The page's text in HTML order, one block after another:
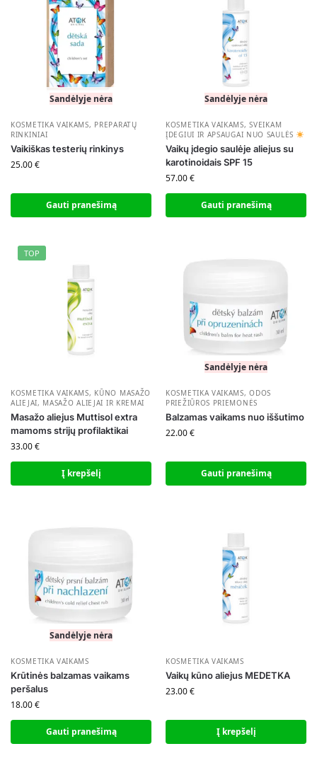
Sandėlyje nėra
KOSMETIKA VAIKAMS, PREPARATŲ
RINKINIAI
Vaikiškas testerių rinkinys
25.00€
Gauti pranešimą
Sandėlyje nėra
KOSMETIKA VAIKAMS,SVEIKAM
ĮDEGIUI IR APSAUGAI NUO SAULĖS
Vaikų įdegio saulėje aliejus su
karotinoidais SPF 15
57.00€
Gauti pranešimą
TOP
KOSMETIKA VAIKAMS, KŪNO MASAŽO
ALIEJAI, MASAŽO ALIEJAI IR KREMAI
Masažo aliejus Muttisol extra
mamoms strijų profilaktikai
33.00€
Į krepšelį
Sandėlyje nėra
KOSMETIKA VAIKAMS,ODOS
PRIEŽIŪROS PRIEMONĖS
Balzamas vaikams nuo iššutimo
22.00€
Gauti pranešimą
Sandėlyje nėra
KOSMETIKA VAIKAMS
Krūtinės balzamas vaikams
peršalus
18.00€
Gauti pranešimą
KOSMETIKA VAIKAMS
Vaikų kūno aliejus MEDETKA
23.00€
Į krepšelį